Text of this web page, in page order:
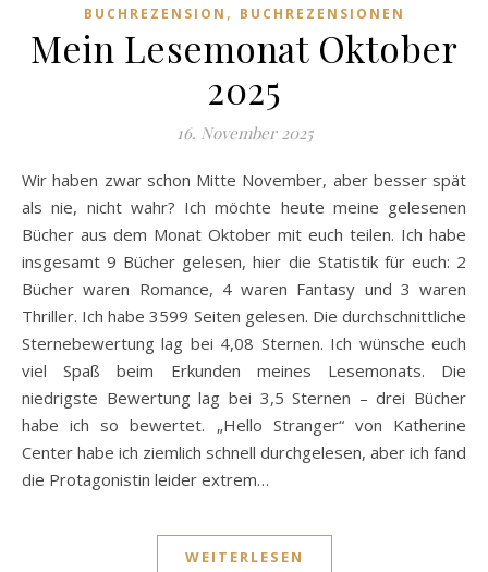
BUCHREZENSION , BUCHREZENSIONEN
Mein Lesemonat Oktober
2025
16. November 2025
Wir haben zwar schon Mitte November, aber besser spät
als nie, nicht wahr? Ich möchte heute meine gelesenen
Bücher aus dem Monat Oktober mit euch teilen. Ich habe
insgesamt 9 Bücher gelesen, hier die Statistik für euch: 2
Bücher waren Romance, 4 waren Fantasy und 3 waren
Thriller. Ich habe 3599 Seiten gelesen. Die durchschnittliche
Sternebewertung lag bei 4,08 Sternen. Ich wünsche euch
viel Spaß beim Erkunden meines Lesemonats. Die
niedrigste Bewertung lag bei 3,5 Sternen – drei Bücher
habe ich so bewertet. „Hello Stranger“ von Katherine
Center habe ich ziemlich schnell durchgelesen, aber ich fand
die Protagonistin leider extrem…
WEITERLESEN